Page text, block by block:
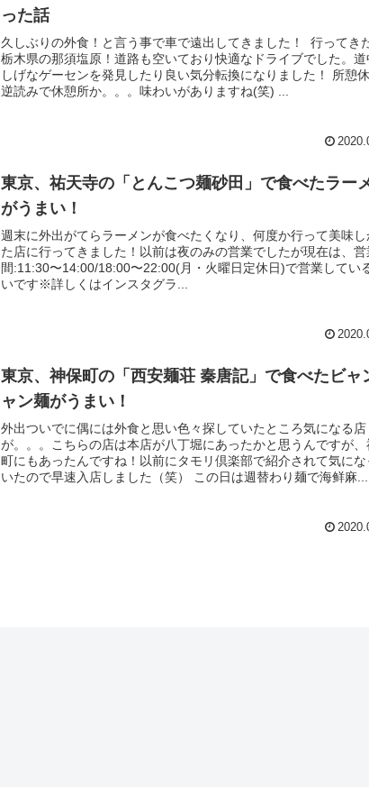
った話
久しぶりの外食！と言う事で車で遠出してきました！ 行ってき
栃木県の那須塩原！道路も空いており快適なドライブでした。道
しげなゲーセンを発見したり良い気分転換になりました！ 所憩
逆読みで休憩所か。。。味わいがありますね(笑) ...
東京、祐天寺の「とんこつ麺砂田」で食べたラー
がうまい！
週末に外出がてらラーメンが食べたくなり、何度か行って美味し
た店に行ってきました！以前は夜のみの営業でしたが現在は、営
間:11:30〜14:00/18:00〜22:00(月・火曜日定休日)で営業してい
いです※詳しくはインスタグラ...
東京、神保町の「西安麺荘 秦唐記」で食べたビャ
ャン麺がうまい！
外出ついでに偶には外食と思い色々探していたところ気になる店
が。。。こちらの店は本店が八丁堀にあったかと思うんですが、
町にもあったんですね！以前にタモリ倶楽部で紹介されて気にな
いたので早速入店しました（笑） この日は週替わり麺で海鲜麻...